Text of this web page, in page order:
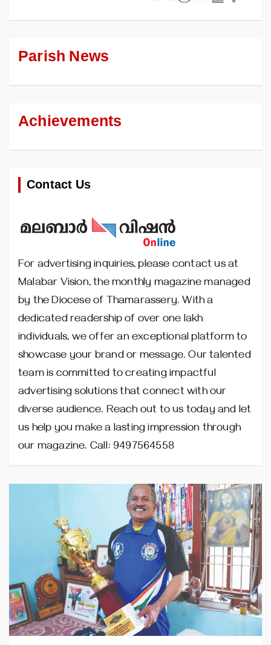
Parish News
Achievements
Contact Us
For advertising inquiries, please contact us at
Malabar Vision, the monthly magazine managed
by the Diocese of Thamarassery. With a
dedicated readership of over one lakh
individuals, we offer an exceptional platform to
showcase your brand or message. Our talented
team is committed to creating impactful
advertising solutions that connect with our
diverse audience. Reach out to us today and let
us help you make a lasting impression through
our magazine. Call: 9497564558